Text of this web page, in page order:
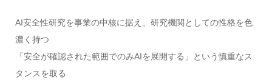
AI安全性研究を事業の中核に据え、研究機関としての性格を色
濃く持つ
「安全が確認された範囲でのみAIを展開する」という慎重なス
タンスを取る